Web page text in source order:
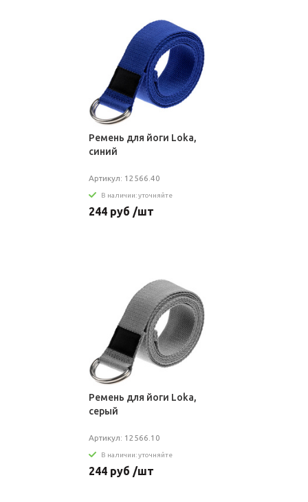
Ремень для йоги Loka,
синий
Артикул: 12566.40
В наличии: уточняйте
244 руб /шт
Ремень для йоги Loka,
серый
Артикул: 12566.10
В наличии: уточняйте
244 руб /шт